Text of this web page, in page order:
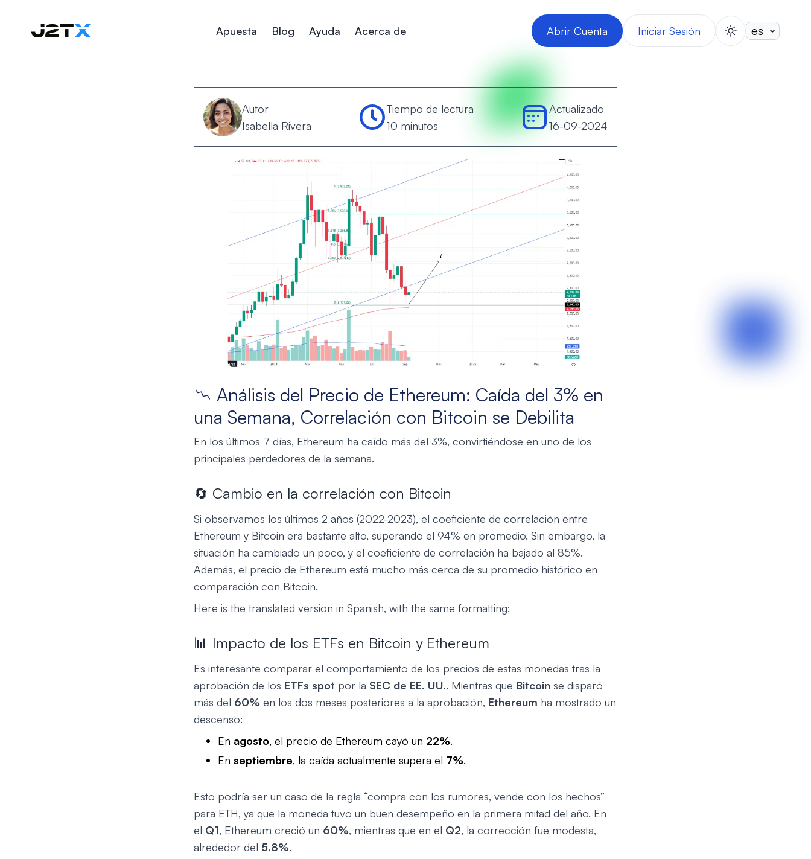
Apuesta Blog Ayuda Acerca de Abrir Cuenta Iniciar Sesión switch theme
Autor
Isabella Rivera
Tiempo de lectura
10 minutos
Actualizado
16-09-2024
📉 Análisis del Precio de Ethereum: Caída del 3% en
una Semana, Correlación con Bitcoin se Debilita
En los últimos 7 días, Ethereum ha caído más del 3%, convirtiéndose en uno de los
principales perdedores de la semana.
🔄 Cambio en la correlación con Bitcoin
Si observamos los últimos 2 años (2022-2023), el coeficiente de correlación entre
Ethereum y Bitcoin era bastante alto, superando el 94% en promedio. Sin embargo, la
situación ha cambiado un poco, y el coeficiente de correlación ha bajado al 85%.
Además, el precio de Ethereum está mucho más cerca de su promedio histórico en
comparación con Bitcoin.
Here is the translated version in Spanish, with the same formatting:
📊 Impacto de los ETFs en Bitcoin y Ethereum
Es interesante comparar el comportamiento de los precios de estas monedas tras la
aprobación de los ETFs spot por la SEC de EE. UU.. Mientras que Bitcoin se disparó
más del 60% en los dos meses posteriores a la aprobación, Ethereum ha mostrado un
descenso:
En agosto, el precio de Ethereum cayó un 22%.
En septiembre, la caída actualmente supera el 7%.
Esto podría ser un caso de la regla “compra con los rumores, vende con los hechos”
para ETH, ya que la moneda tuvo un buen desempeño en la primera mitad del año. En
el Q1, Ethereum creció un 60%, mientras que en el Q2, la corrección fue modesta,
alrededor del 5.8%.